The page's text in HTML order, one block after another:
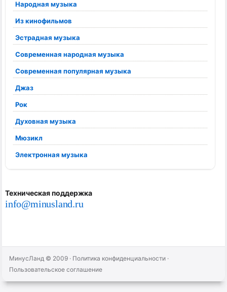
Народная музыка
Из кинофильмов
Эстрадная музыка
Современная народная музыка
Современная популярная музыка
Джаз
Рок
Духовная музыка
Мюзикл
Электронная музыка
Техническая поддержка
info@minusland.ru
МинусЛанд © 2009 · Политика конфиденциальности ·
Пользовательское соглашение